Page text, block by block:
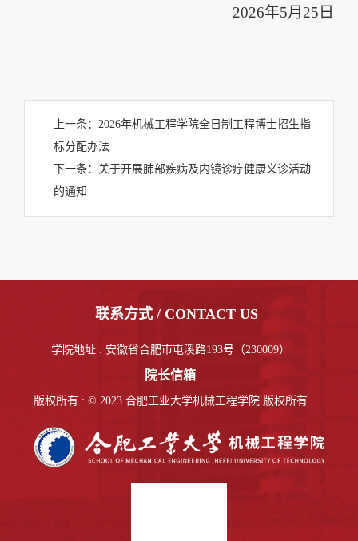
2026年5月 25 日
上一条： 2026年机械工程学院全日制工程博士招生指
标分配办法
下一条： 关于开展肺部疾病及内镜诊疗健康义诊活动
的通知
联系方式 / CONTACT US
学院地址 : 安徽省合肥市屯溪路193号（230009）
院长信箱
版权所有 : © 2023 合肥工业大学机械工程学院 版权所有